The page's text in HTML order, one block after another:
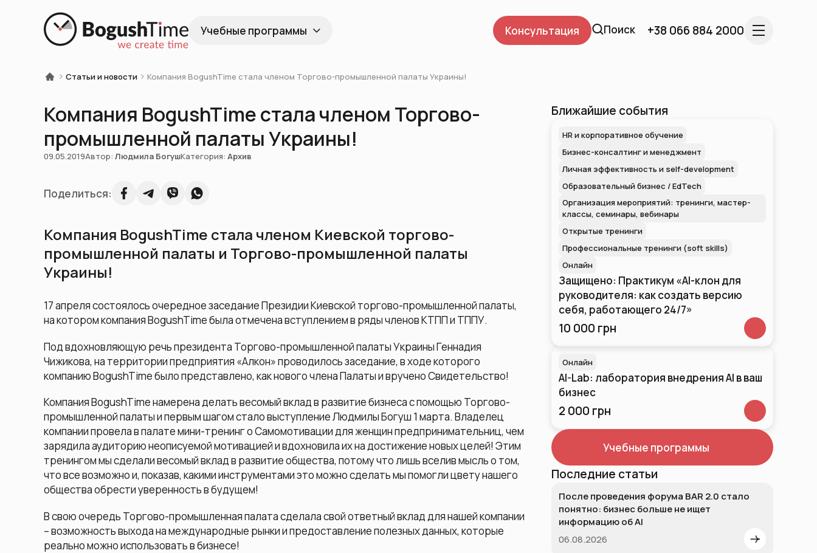
Учебные программы Консультация Поиск +38 066 884 2000
Статьи и новости Компания BogushTime стала членом Торгово-промышленной палаты Украины!
Компания BogushTime стала членом Торгово-
промышленной палаты Украины!
09.05.2019Автор: Людмила БогушКатегория: Архив
Поделиться:
Компания BogushTime стала членом Киевской торгово-
промышленной палаты и Торгово-промышленной палаты
Украины!
17 апреля состоялось очередное заседание Президии Киевской торгово-промышленной палаты,
на котором компания BogushTime была отмечена вступлением в ряды членов КТПП и ТППУ.
Под вдохновляющую речь президента Торгово-промышленной палаты Украины Геннадия
Чижикова, на территории предприятия «Алкон» проводилось заседание, в ходе которого
компанию BogushTime было представлено, как нового члена Палаты и вручено Свидетельство!
Компания BogushTime намерена делать весомый вклад в развитие бизнеса с помощью Торгово-
промышленной палаты и первым шагом стало выступление Людмилы Богуш 1 марта. Владелец
компании провела в палате мини-тренинг о Самомотивации для женщин предпринимательниц, чем
зарядила аудиторию неописуемой мотивацией и вдохновила их на достижение новых целей! Этим
тренингом мы сделали весомый вклад в развитие общества, потому что лишь вселив мысль о том,
что все возможно и, показав, какими инструментами это можно сделать мы помогли цвету нашего
общества обрести уверенность в будущем!
В свою очередь Торгово-промышленная палата сделала свой ответный вклад для нашей компании
– возможность выхода на международные рынки и предоставление полезных данных, которые
реально можно использовать в бизнесе!
Ближайшие события
HR и корпоративное обучение
Бизнес-консалтинг и менеджмент
Личная эффективность и self-development
Образовательный бизнес / EdTech
Организация мероприятий: тренинги, мастер-
классы, семинары, вебинары
Открытые тренинги
Профессиональные тренинги (soft skills)
Онлайн
Защищено: Практикум «AI-клон для
руководителя: как создать версию
себя, работающего 24/7»
10 000 грн
Онлайн
AI-Lab: лаборатория внедрения AI в ваш
бизнес
2 000 грн
Учебные программы
Последние статьи
После проведения форума BAR 2.0 стало
понятно: бизнес больше не ищет
информацию об AI
06.08.2026